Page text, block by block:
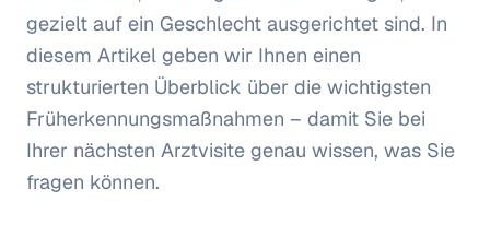
gezielt auf ein Geschlecht ausgerichtet sind. In
diesem Artikel geben wir Ihnen einen
strukturierten Überblick über die wichtigsten
Früherkennungsmaßnahmen – damit Sie bei
Ihrer nächsten Arztvisite genau wissen, was Sie
fragen können.